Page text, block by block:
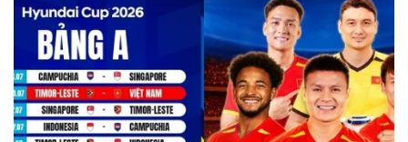
Pháp luật
Vụ án
Tin nóng
Tư vấn luật
Quân sự - Quốc phòng
Việt Nam
Phân tích